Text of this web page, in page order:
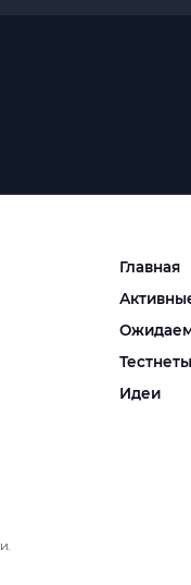
Главная
Тестнеты
Идеи